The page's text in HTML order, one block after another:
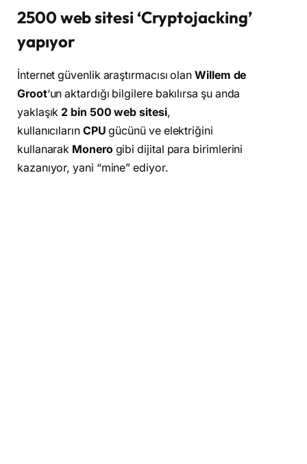
2500 web sitesi ‘Cryptojacking’
yapıyor
İnternet güvenlik araştırmacısı olanWillem de
Groot‘un aktardığı bilgilere bakılırsa şu anda
yaklaşık 2 bin 500 web sitesi,
kullanıcıların CPU gücünü ve elektriğini
kullanarak Monerogibi dijital para birimlerini
kazanıyor, yani “mine” ediyor.